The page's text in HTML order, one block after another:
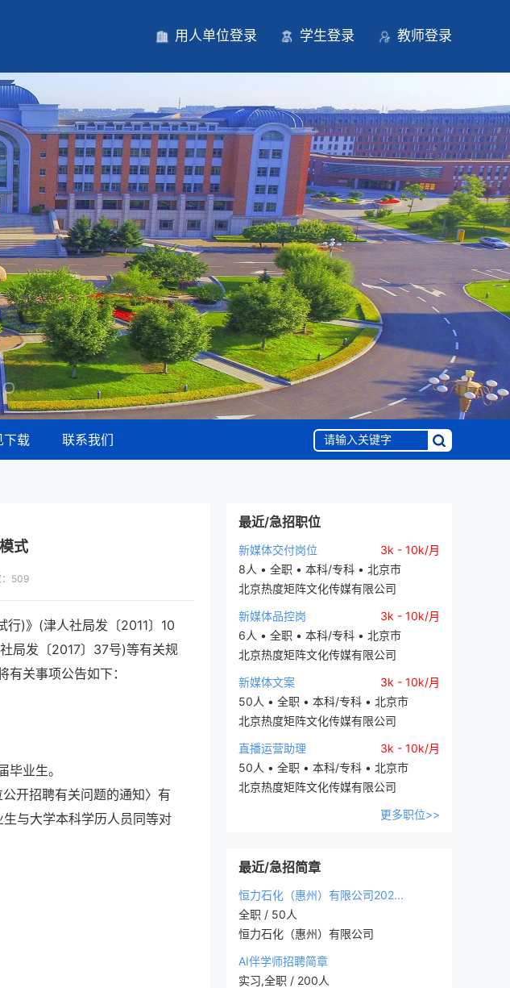
用人单位登录 学生登录 教师登录
下载 联系我们
最近/急招职位
新媒体交付岗位
3k - 10k/月
8人 • 全职 • 本科/专科 • 北京市
北京热度矩阵文化传媒有限公司
新媒体品控岗
3k - 10k/月
6人 • 全职 • 本科/专科 • 北京市
北京热度矩阵文化传媒有限公司
新媒体文案
3k - 10k/月
50人 • 全职 • 本科/专科 • 北京市
北京热度矩阵文化传媒有限公司
直播运营助理
3k - 10k/月
50人 • 全职 • 本科/专科 • 北京市
北京热度矩阵文化传媒有限公司
更多职位>>
最近/急招简章
恒力石化（惠州）有限公司202...
全职 / 50人
恒力石化（惠州）有限公司
AI伴学师招聘简章
实习,全职 / 200人
式
509
行)》(津人社局发〔2011〕10
局发〔2017〕37号)等有关规
关事项公告如下：
业生。
开招聘有关问题的通知〉有
与大学本科学历人员同等对